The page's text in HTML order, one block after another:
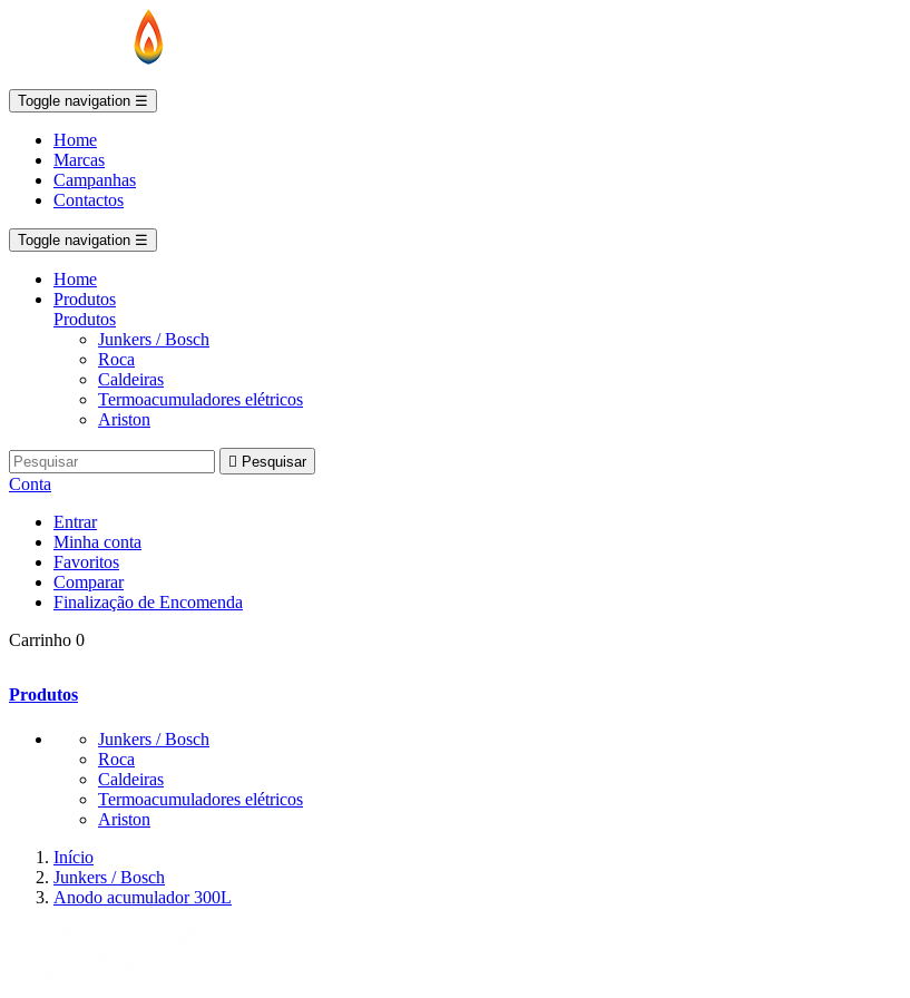
Toggle navigation ☰
Home
Marcas
Campanhas
Contactos
Toggle navigation ☰
Home
Produtos
Produtos
Junkers / Bosch
Roca
Caldeiras
Termoacumuladores elétricos
Ariston
 Pesquisar
Conta
Entrar
Minha conta
Favoritos
Comparar
Finalização de Encomenda
Carrinho 0
Produtos
Junkers / Bosch
Roca
Caldeiras
Termoacumuladores elétricos
Ariston
Início
Junkers / Bosch
Anodo acumulador 300L